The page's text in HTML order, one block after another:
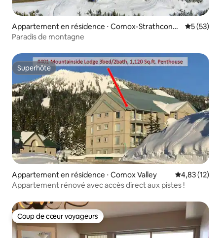
Appartement en résidence ⋅ Comox-Strathcona
C
5 (53)
Paradis de montagne
Superhôte
Superhôte
Appartement en résidence ⋅ Comox Valley Évaluation
4,83 (12)
Appartement rénové avec accès direct aux pistes !
Coup de cœur voyageurs
Coup de cœur voyageurs